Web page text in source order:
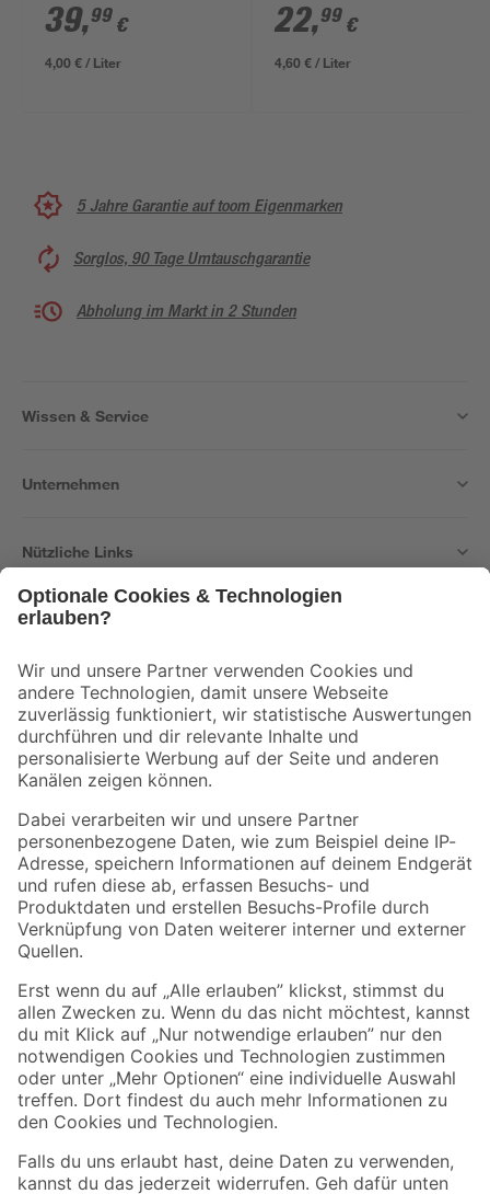
39,99 €
4,00 € / Liter
22,99 €
4,60 € / Liter
5 Jahre Garantie auf toom Eigenmarken
Sorglos, 90 Tage Umtauschgarantie
Abholung im Markt in 2 Stunden
Wissen & Service
Unternehmen
Nützliche Links
Der toom Newsletter: Keine Angebote und Aktionen mehr verpassen!
Zur Newsletter Anmeldung
Folge uns
Zahlungsarten Versandarten
Sicher einkaufen
Jetzt die toom-App herunterladen
Alle Preisangaben in EUR inkl. gesetzl. MwSt.. Die dargestellten Angebote sind unter